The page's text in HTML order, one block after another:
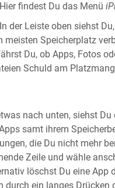
Hier findest Du das Menü
In der Leiste oben siehst
meisten Speicherplatz
Du, ob Apps, Fotos
Schuld am
nach unten, siehst Du
samt ihrem
die Du nicht mehr
Zeile und wähle
löschst Du eine App
durch ein langes Drücken